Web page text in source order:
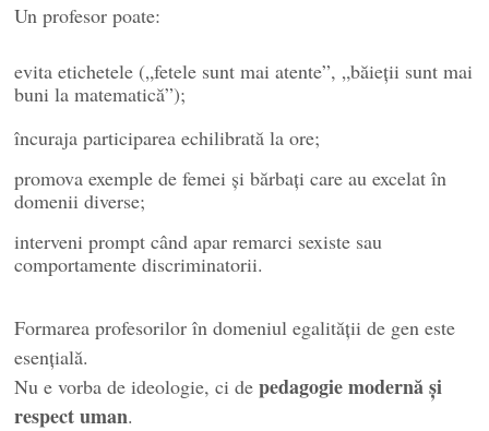
Un profesor poate:
evita etichetele („fetele sunt mai atente”, „băieții sunt mai
buni la matematică”);
încuraja participarea echilibrată la ore;
promova exemple de femei și bărbați care au excelat în
domenii diverse;
interveni prompt când apar remarci sexiste sau
comportamente discriminatorii.
Formarea profesorilor în domeniul egalității de gen este
esențială.
Nu e vorba de ideologie, ci depedagogie modernă și
respect uman.